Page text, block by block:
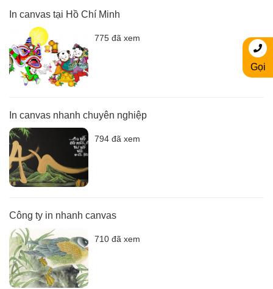
In canvas tại Hồ Chí Minh
775 đã xem
In canvas nhanh chuyên nghiệp
794 đã xem
Công ty in nhanh canvas
710 đã xem
Gọi